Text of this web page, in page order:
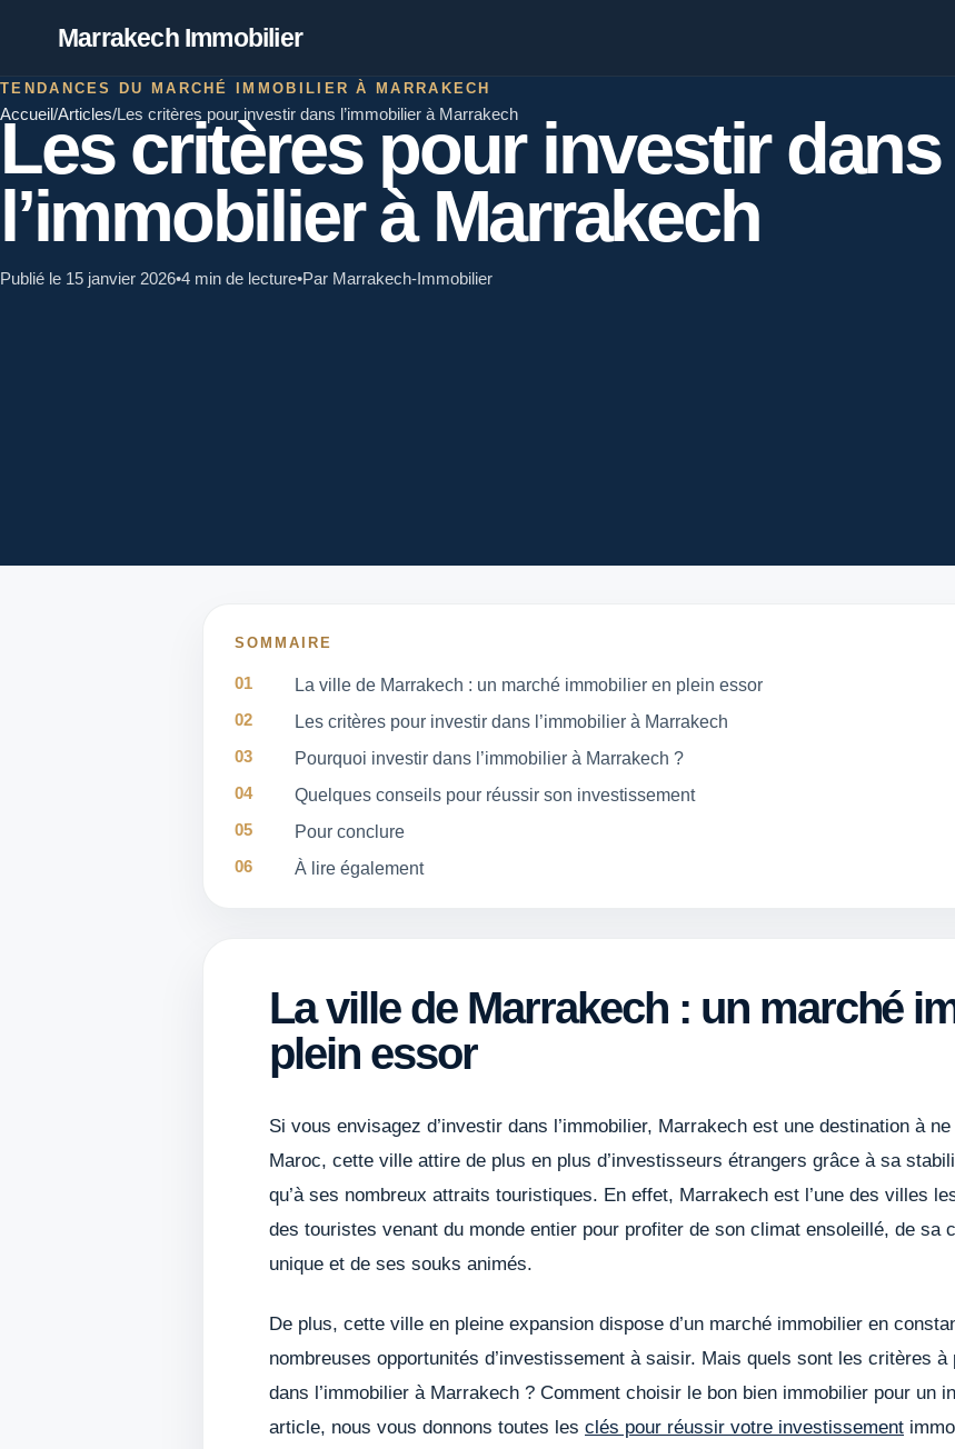
Marrakech Immobilier
Accueil/Articles/Les critères pour investir dans l’immobilier à Marrakech
TENDANCES DU MARCHÉ IMMOBILIER À MARRAKECH
Les critères pour investir dans
l’immobilier à Marrakech
Publié le 15 janvier 2026•4 min de lecture•Par Marrakech-Immobilier
SOMMAIRE
La ville de Marrakech : un marché immobilier en plein essor
Les critères pour investir dans l’immobilier à Marrakech
Pourquoi investir dans l’immobilier à Marrakech ?
Quelques conseils pour réussir son investissement
Pour conclure
À lire également
La ville de Marrakech : un marché
plein essor
Si vous envisagez d’investir dans l’immobilier, Marrakech est une destination à
Maroc, cette ville attire de plus en plus d’investisseurs étrangers grâce à sa
qu’à ses nombreux attraits touristiques. En effet, Marrakech est l’une des villes
des touristes venant du monde entier pour profiter de son climat ensoleillé, de sa
unique et de ses souks animés.
De plus, cette ville en pleine expansion dispose d’un marché immobilier en
nombreuses opportunités d’investissement à saisir. Mais quels sont les critères
dans l’immobilier à Marrakech ? Comment choisir le bon bien immobilier pour un
article, nous vous donnons toutes les clés pour réussir votre investissement